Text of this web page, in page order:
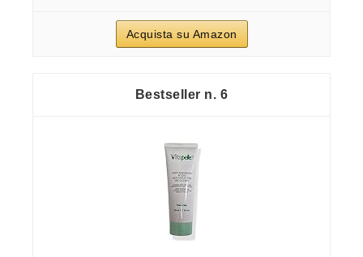
Acquista su Amazon
6